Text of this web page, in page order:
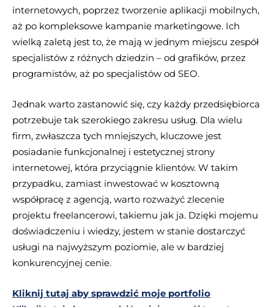
internetowych, poprzez tworzenie aplikacji mobilnych,
aż po kompleksowe kampanie marketingowe. Ich
wielką zaletą jest to, że mają w jednym miejscu zespół
specjalistów z różnych dziedzin – od grafików, przez
programistów, aż po specjalistów od SEO.
Jednak warto zastanowić się, czy każdy przedsiębiorca
potrzebuje tak szerokiego zakresu usług. Dla wielu
firm, zwłaszcza tych mniejszych, kluczowe jest
posiadanie funkcjonalnej i estetycznej strony
internetowej, która przyciągnie klientów. W takim
przypadku, zamiast inwestować w kosztowną
współpracę z agencją, warto rozważyć zlecenie
projektu freelancerowi, takiemu jak ja. Dzięki mojemu
doświadczeniu i wiedzy, jestem w stanie dostarczyć
usługi na najwyższym poziomie, ale w bardziej
konkurencyjnej cenie.
Kliknij tutaj aby sprawdzić moje portfolio